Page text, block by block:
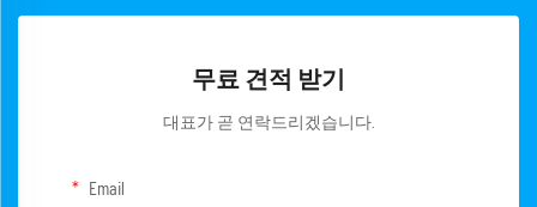
무료 견적 받기
대표가 곧 연락드리겠습니다.
Email